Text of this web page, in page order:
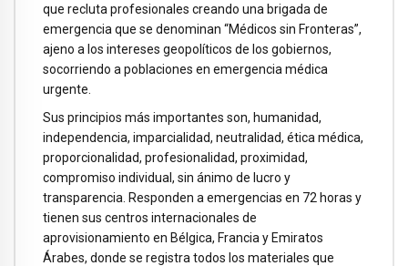
que recluta profesionales creando una brigada de
emergencia que se denominan “Médicos sin Fronteras”,
ajeno a los intereses geopolíticos de los gobiernos,
socorriendo a poblaciones en emergencia médica
urgente.
Sus principios más importantes son, humanidad,
independencia, imparcialidad, neutralidad, ética médica,
proporcionalidad, profesionalidad, proximidad,
compromiso individual, sin ánimo de lucro y
transparencia. Responden a emergencias en 72 horas y
tienen sus centros internacionales de
aprovisionamiento en Bélgica, Francia y Emiratos
Árabes, donde se registra todos los materiales que